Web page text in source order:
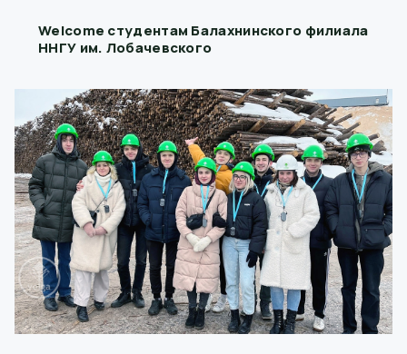
Welcome студентам Балахнинского филиала
ННГУ им. Лобачевского